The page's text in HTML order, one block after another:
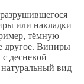
или накладки
тёмную
другое. Виниры
десневой
вид